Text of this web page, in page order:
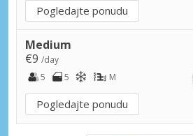
Pogledajte ponudu
Medium
€9 /day
5
5 M
Pogledajte ponudu